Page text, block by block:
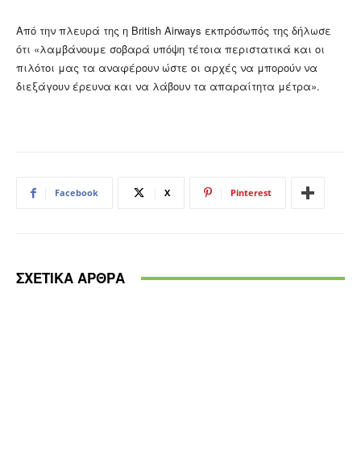
Από την πλευρά της η British Airways εκπρόσωπός της δήλωσε
ότι «λαμβάνουμε σοβαρά υπόψη τέτοια περιστατικά και οι
πιλότοι μας τα αναφέρουν ώστε οι αρχές να μπορούν να
διεξάγουν έρευνα και να λάβουν τα απαραίτητα μέτρα».
Facebook X Pinterest
ΣΧΕΤΙΚΑ ΑΡΘΡΑ